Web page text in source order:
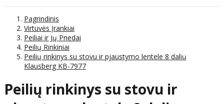
Pagrindinis
Virtuvės Įrankiai
Peiliai ir Jų Priedai
Peilių Rinkiniai
Peilių rinkinys su stovu ir pjaustymo lentele 8 dalių
Klausberg KB-7977
Peilių rinkinys su stovu ir